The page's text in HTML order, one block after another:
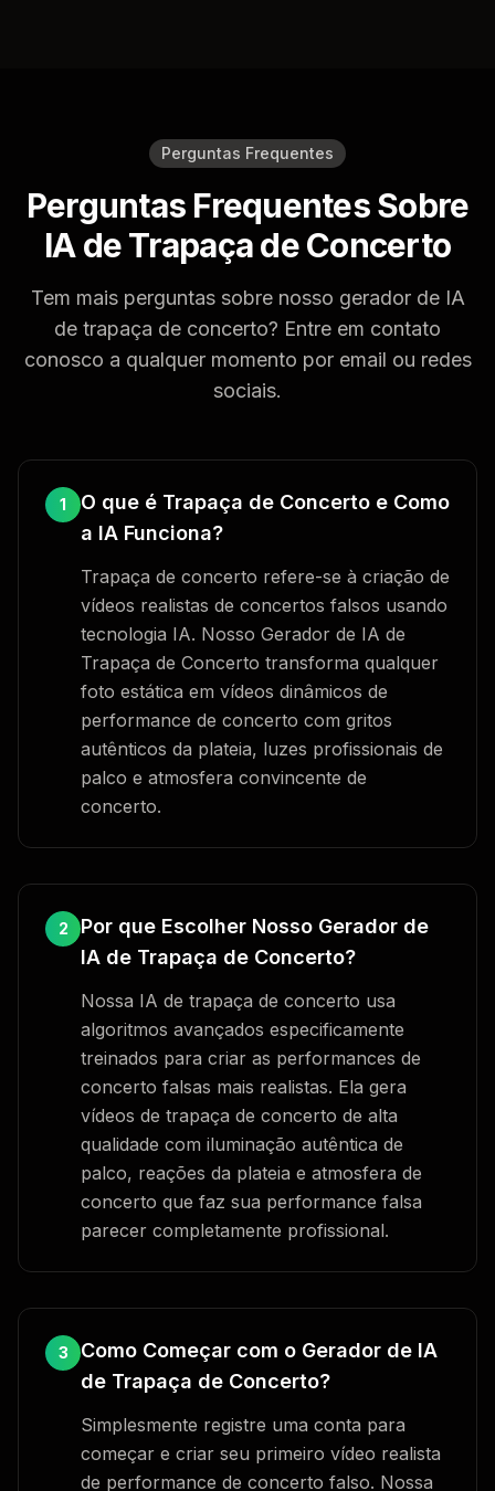
Perguntas Frequentes
Perguntas Frequentes Sobre
IA de Trapaça de Concerto
Tem mais perguntas sobre nosso gerador de IA
de trapaça de concerto? Entre em contato
conosco a qualquer momento por email ou redes
sociais.
1
O que é Trapaça de Concerto e Como
a IA Funciona?
Trapaça de concerto refere-se à criação de
vídeos realistas de concertos falsos usando
tecnologia IA. Nosso Gerador de IA de
Trapaça de Concerto transforma qualquer
foto estática em vídeos dinâmicos de
performance de concerto com gritos
autênticos da plateia, luzes profissionais de
palco e atmosfera convincente de
concerto.
2
Por que Escolher Nosso Gerador de
IA de Trapaça de Concerto?
Nossa IA de trapaça de concerto usa
algoritmos avançados especificamente
treinados para criar as performances de
concerto falsas mais realistas. Ela gera
vídeos de trapaça de concerto de alta
qualidade com iluminação autêntica de
palco, reações da plateia e atmosfera de
concerto que faz sua performance falsa
parecer completamente profissional.
3
Como Começar com o Gerador de IA
de Trapaça de Concerto?
Simplesmente registre uma conta para
começar e criar seu primeiro vídeo realista
de performance de concerto falso. Nossa